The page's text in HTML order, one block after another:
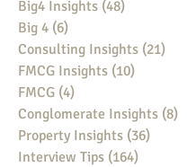
Big4 Insights (48)
Big 4 (6)
Consulting Insights (21)
FMCG Insights (10)
FMCG (4)
Conglomerate Insights (8)
Property Insights (36)
Interview Tips (164)